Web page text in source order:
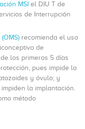
MSI el DIU T de
de Interrupción
recomienda el uso
de
los primeros 5 días
pues impide la
y óvulo; y
la implantación.
método